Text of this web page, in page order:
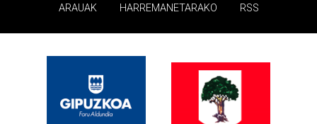
ARAUAK HARREMANETARAKO RSS